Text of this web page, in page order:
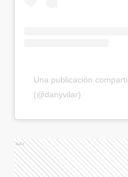
Una publicación
(@danyvilar)
Ads